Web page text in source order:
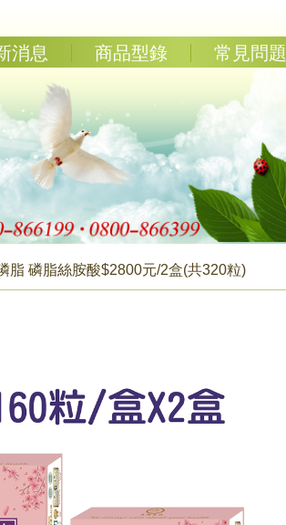
消息 商品型錄 常見問題
脂 磷脂絲胺酸$2800元/2盒(共320粒)